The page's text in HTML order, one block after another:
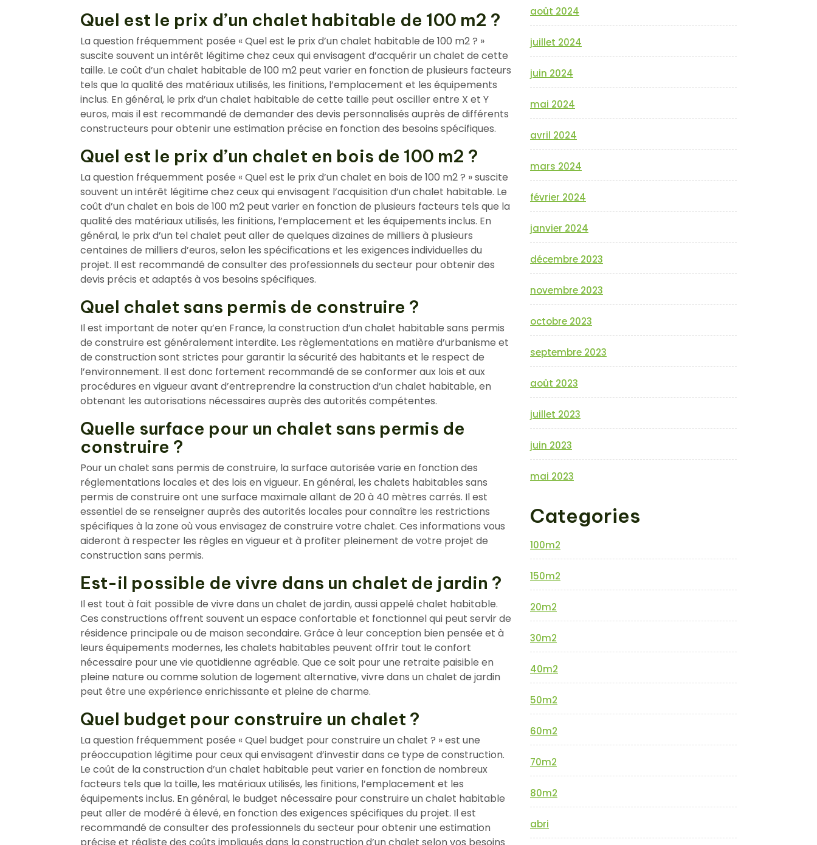
Quel est le prix d’un chalet habitable de 100 m2 ?
La question fréquemment posée « Quel est le prix d’un chalet habitable de 100 m2 ? »
suscite souvent un intérêt légitime chez ceux qui envisagent d’acquérir un chalet de cette
taille. Le coût d’un chalet habitable de 100 m2 peut varier en fonction de plusieurs facteurs
tels que la qualité des matériaux utilisés, les finitions, l’emplacement et les équipements
inclus. En général, le prix d’un chalet habitable de cette taille peut osciller entre X et Y
euros, mais il est recommandé de demander des devis personnalisés auprès de différents
constructeurs pour obtenir une estimation précise en fonction des besoins spécifiques.
Quel est le prix d’un chalet en bois de 100 m2 ?
La question fréquemment posée « Quel est le prix d’un chalet en bois de 100 m2 ? » suscite
souvent un intérêt légitime chez ceux qui envisagent l’acquisition d’un chalet habitable. Le
coût d’un chalet en bois de 100 m2 peut varier en fonction de plusieurs facteurs tels que la
qualité des matériaux utilisés, les finitions, l’emplacement et les équipements inclus. En
général, le prix d’un tel chalet peut aller de quelques dizaines de milliers à plusieurs
centaines de milliers d’euros, selon les spécifications et les exigences individuelles du
projet. Il est recommandé de consulter des professionnels du secteur pour obtenir des
devis précis et adaptés à vos besoins spécifiques.
Quel chalet sans permis de construire ?
Il est important de noter qu’en France, la construction d’un chalet habitable sans permis
de construire est généralement interdite. Les règlementations en matière d’urbanisme et
de construction sont strictes pour garantir la sécurité des habitants et le respect de
l’environnement. Il est donc fortement recommandé de se conformer aux lois et aux
procédures en vigueur avant d’entreprendre la construction d’un chalet habitable, en
obtenant les autorisations nécessaires auprès des autorités compétentes.
Quelle surface pour un chalet sans permis de
construire ?
Pour un chalet sans permis de construire, la surface autorisée varie en fonction des
réglementations locales et des lois en vigueur. En général, les chalets habitables sans
permis de construire ont une surface maximale allant de 20 à 40 mètres carrés. Il est
essentiel de se renseigner auprès des autorités locales pour connaître les restrictions
spécifiques à la zone où vous envisagez de construire votre chalet. Ces informations vous
aideront à respecter les règles en vigueur et à profiter pleinement de votre projet de
construction sans permis.
Est-il possible de vivre dans un chalet de jardin ?
Il est tout à fait possible de vivre dans un chalet de jardin, aussi appelé chalet habitable.
Ces constructions offrent souvent un espace confortable et fonctionnel qui peut servir de
résidence principale ou de maison secondaire. Grâce à leur conception bien pensée et à
leurs équipements modernes, les chalets habitables peuvent offrir tout le confort
nécessaire pour une vie quotidienne agréable. Que ce soit pour une retraite paisible en
pleine nature ou comme solution de logement alternative, vivre dans un chalet de jardin
peut être une expérience enrichissante et pleine de charme.
Quel budget pour construire un chalet ?
La question fréquemment posée « Quel budget pour construire un chalet ? » est une
préoccupation légitime pour ceux qui envisagent d’investir dans ce type de construction.
Le coût de la construction d’un chalet habitable peut varier en fonction de nombreux
facteurs tels que la taille, les matériaux utilisés, les finitions, l’emplacement et les
équipements inclus. En général, le budget nécessaire pour construire un chalet habitable
peut aller de modéré à élevé, en fonction des exigences spécifiques du projet. Il est
recommandé de consulter des professionnels du secteur pour obtenir une estimation
août 2024
juillet 2024
juin 2024
mai 2024
avril 2024
mars 2024
février 2024
janvier 2024
décembre 2023
novembre 2023
octobre 2023
septembre 2023
août 2023
juillet 2023
juin 2023
mai 2023
Categories
100m2
150m2
20m2
30m2
40m2
50m2
60m2
70m2
80m2
abri